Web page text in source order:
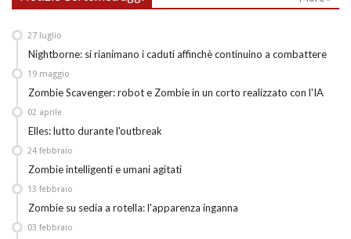
Nightborne: si rianimano i caduti affinchè continuino a combattere
27 luglio
Zombie Scavenger: robot e Zombie in un corto realizzato con l'IA
19 maggio
Elles: lutto durante l'outbreak
02 aprile
Zombie intelligenti e umani agitati
24 febbraio
Zombie su sedia a rotella: l'apparenza inganna
13 febbraio
03 febbraio